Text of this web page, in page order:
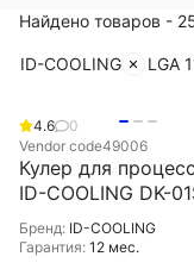
Найдено товаров -
ID-COOLING LGA
4.6
0
Vendor code49006
Кулер для
ID-COOLING DK-
Бренд: ID-COOLING
Гарантия: 12 мес.